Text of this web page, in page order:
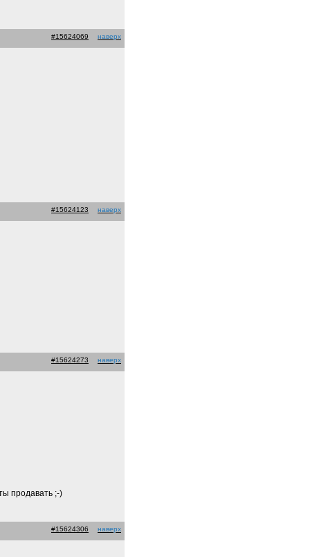
#15624069 наверх
#15624123 наверх
#15624273 наверх
продавать ;-)
#15624306 наверх